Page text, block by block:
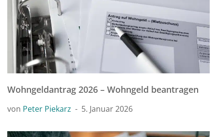
Wohngeldantrag 2026 – Wohngeld beantragen
von Peter Piekarz 5. Januar 2026